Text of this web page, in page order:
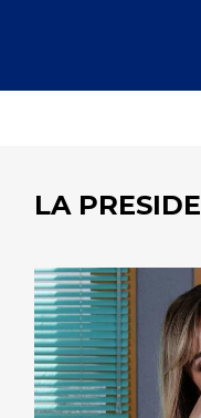
LA PRESIDE